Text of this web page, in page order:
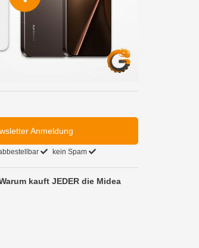
Anmeldung
kein Spam
kauft JEDER die Midea